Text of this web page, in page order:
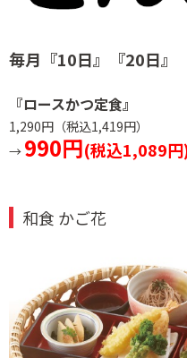
毎月『10日』『20日』
『ロースかつ定食』
1,290円（税込1,419円）
→ 990円(税込1,089
和食 かご花